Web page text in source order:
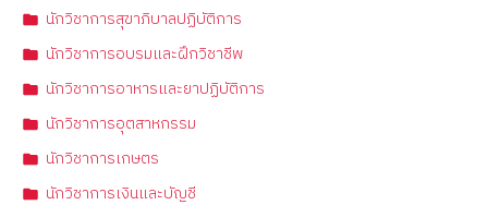
นักวิชาการสุขาภิบาลปฏิบัติการ
นักวิชาการอบรมและฝึกวิชาชีพ
นักวิชาการอาหารและยาปฏิบัติการ
นักวิชาการอุตสาหกรรม
นักวิชาการเกษตร
นักวิชาการเงินและบัญชี